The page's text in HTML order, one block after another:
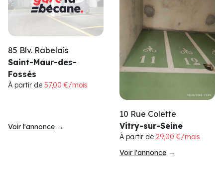
85 Blv. Rabelais
Saint-Maur-des-
Fossés
À partir de 57,00 €/mois
Voir l'annonce →
10 Rue Colette
Vitry-sur-Seine
À partir de 29,00 €/mois
Voir l'annonce →